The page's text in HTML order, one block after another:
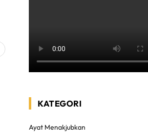
KATEGORI
Ayat Menakjubkan